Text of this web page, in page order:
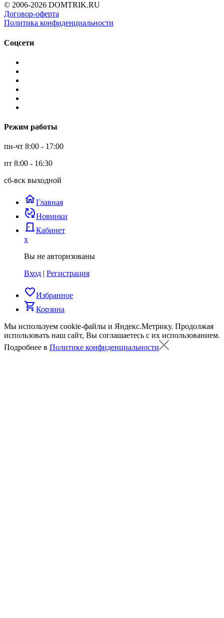
© 2006-2026 DOMTRIK.RU
Договор-оферта
Политика конфиденциальности
Соцсети
Режим работы
пн-чт 8:00 - 17:00
пт 8:00 - 16:30
сб-вск выходной
homeГлавная
published_with_changesНовинки
door_back Кабинет
x
Вы не авторизованы
Вход | Регистрация
favorite_borderИзбранное
shopping_cartКорзина
Мы используем cookie-файлы и Яндекс.Метрику. Продолжая
использовать наш сайт, Вы соглашаетесь с их использованием.
Подробнее в Политике конфиденциальности